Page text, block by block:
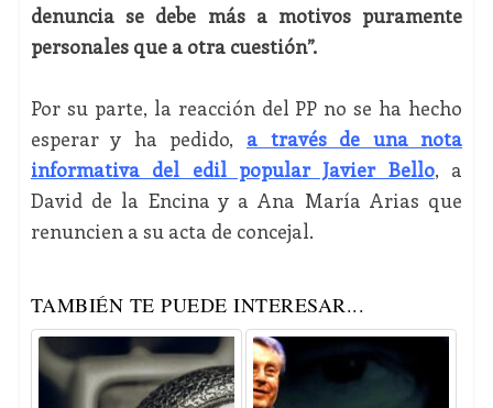
denuncia se debe más a motivos puramente
personales que a otra cuestión”.
Por su parte, la reacción del PP no se ha hecho
esperar y ha pedido, a través de una nota
informativa del edil popular Javier Bello, a
David de la Encina y a Ana María Arias que
renuncien a su acta de concejal.
TAMBIÉN TE PUEDE INTERESAR...